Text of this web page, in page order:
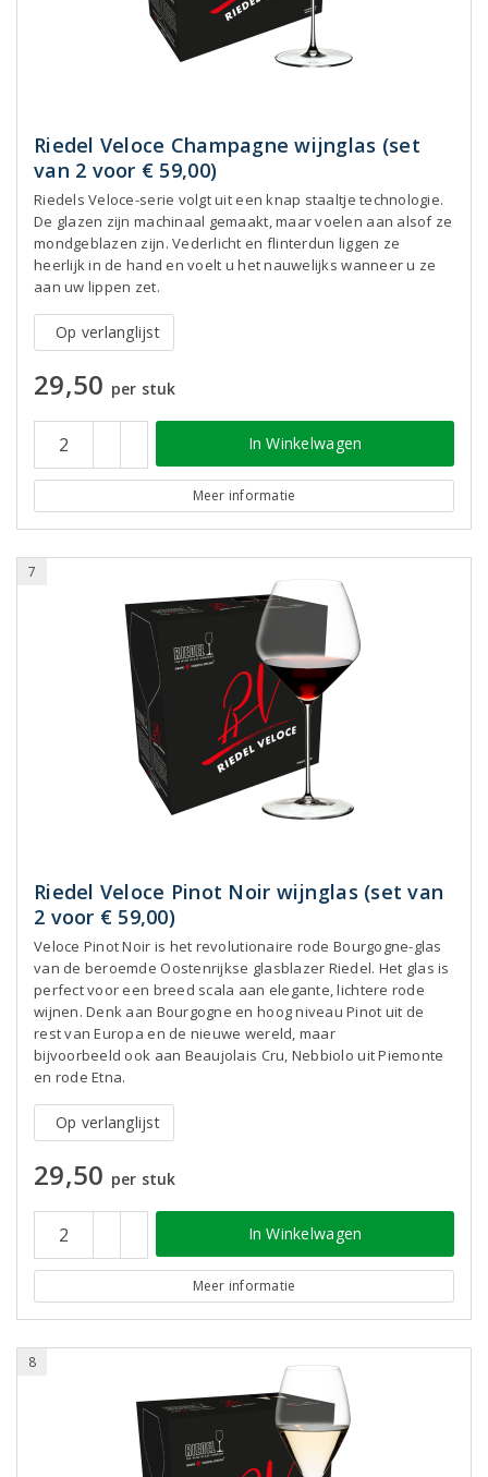
Riedel Veloce Champagne wijnglas (set
van 2 voor € 59,00)
Riedels Veloce-serie volgt uit een knap staaltje technologie.
De glazen zijn machinaal gemaakt, maar voelen aan alsof ze
mondgeblazen zijn. Vederlicht en flinterdun liggen ze
heerlijk in de hand en voelt u het nauwelijks wanneer u ze
aan uw lippen zet.
Op verlanglijst
29,50 per stuk
In Winkelwagen
Meer informatie
7
Riedel Veloce Pinot Noir wijnglas (set van
2 voor € 59,00)
Veloce Pinot Noir is het revolutionaire rode Bourgogne-glas
van de beroemde Oostenrijkse glasblazer Riedel. Het glas is
perfect voor een breed scala aan elegante, lichtere rode
wijnen. Denk aan Bourgogne en hoog niveau Pinot uit de
rest van Europa en de nieuwe wereld, maar
bijvoorbeeld ook aan Beaujolais Cru, Nebbiolo uit Piemonte
en rode Etna.
Op verlanglijst
29,50 per stuk
In Winkelwagen
Meer informatie
8